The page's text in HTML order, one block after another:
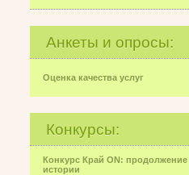
Анкеты и опросы:
Оценка качества услуг
Конкурсы:
Конкурс Край ON: продолжение
истории